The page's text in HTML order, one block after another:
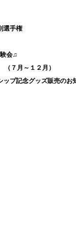
選手権
会♫
７月～１２月）
ップ記念グッズ販売のお